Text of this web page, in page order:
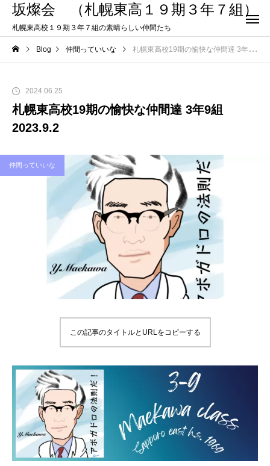
坂燦会 （札幌東高１９期３年７組）
札幌東高校１９期３年７組の素晴らしい仲間たち
Blog 仲間っていいな 札幌東高校19期の愉快な仲間達 3年9組 2023.9.2
2024.06.25
札幌東高校19期の愉快な仲間達 3年9組
2023.9.2
仲間っていいな
この記事のタイトルとURLをコピーする